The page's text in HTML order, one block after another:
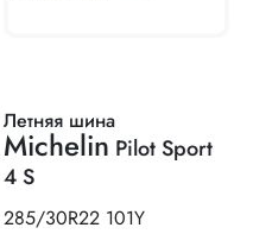
Летняя шина
Michelin Pilot Sport
4 S
285/30R22 101Y